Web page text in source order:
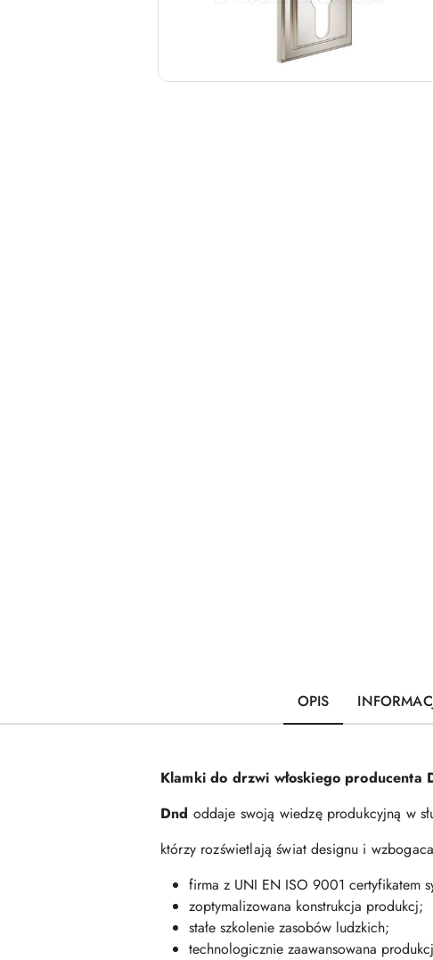
OPIS
Klamki do drzwi włoskiego producenta
Dnd oddaje swoją wiedzę produkcyjną w
którzy rozświetlają świat designu i
firma z UNI EN ISO 9001 certyfikatem
zoptymalizowana konstrukcja produkcj;
stałe szkolenie zasobów ludzkich;
technologicznie zaawansowana